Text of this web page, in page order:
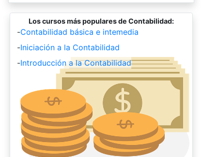
Los cursos más populares de Contabilidad:
-Contabilidad básica e intemedia
-Iniciación a la Contabilidad
-Introducción a la Contabilidad